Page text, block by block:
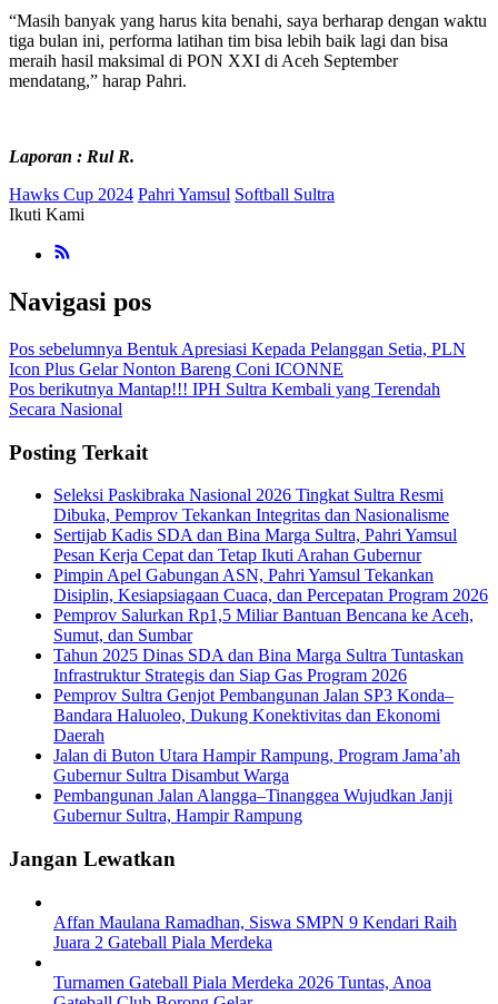
“Masih banyak yang harus kita benahi, saya berharap dengan waktu
tiga bulan ini, performa latihan tim bisa lebih baik lagi dan bisa
meraih hasil maksimal di PON XXI di Aceh September
mendatang,” harap Pahri.
Laporan : Rul R.
Hawks Cup 2024 Pahri Yamsul Softball Sultra
Ikuti Kami
Navigasi pos
Pos sebelumnya Bentuk Apresiasi Kepada Pelanggan Setia, PLN
Icon Plus Gelar Nonton Bareng Coni ICONNE
Pos berikutnya Mantap!!! IPH Sultra Kembali yang Terendah
Secara Nasional
Posting Terkait
Seleksi Paskibraka Nasional 2026 Tingkat Sultra Resmi
Dibuka, Pemprov Tekankan Integritas dan Nasionalisme
Sertijab Kadis SDA dan Bina Marga Sultra, Pahri Yamsul
Pesan Kerja Cepat dan Tetap Ikuti Arahan Gubernur
Pimpin Apel Gabungan ASN, Pahri Yamsul Tekankan
Disiplin, Kesiapsiagaan Cuaca, dan Percepatan Program 2026
Pemprov Salurkan Rp1,5 Miliar Bantuan Bencana ke Aceh,
Sumut, dan Sumbar
Tahun 2025 Dinas SDA dan Bina Marga Sultra Tuntaskan
Infrastruktur Strategis dan Siap Gas Program 2026
Pemprov Sultra Genjot Pembangunan Jalan SP3 Konda–
Bandara Haluoleo, Dukung Konektivitas dan Ekonomi
Daerah
Jalan di Buton Utara Hampir Rampung, Program Jama’ah
Gubernur Sultra Disambut Warga
Pembangunan Jalan Alangga–Tinanggea Wujudkan Janji
Gubernur Sultra, Hampir Rampung
Jangan Lewatkan
Affan Maulana Ramadhan, Siswa SMPN 9 Kendari Raih
Juara 2 Gateball Piala Merdeka
Turnamen Gateball Piala Merdeka 2026 Tuntas, Anoa